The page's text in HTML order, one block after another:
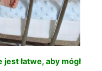
łatwe, aby mógł